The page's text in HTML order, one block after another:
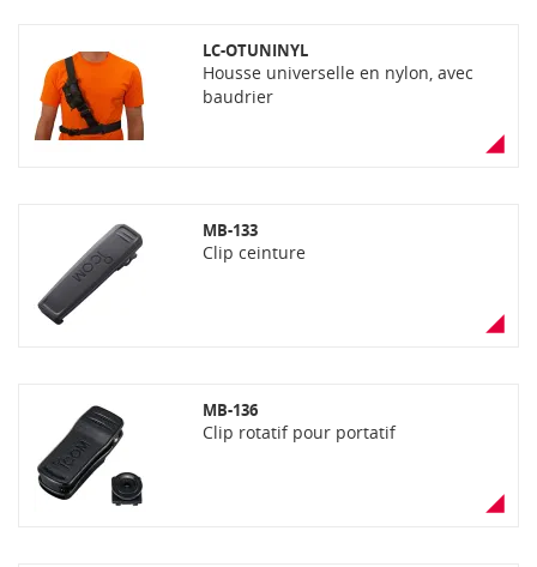
LC-OTUNINYL
Housse universelle en nylon, avec
baudrier
MB-133
Clip ceinture
MB-136
Clip rotatif pour portatif